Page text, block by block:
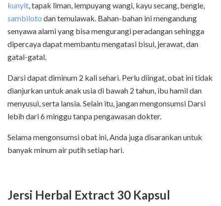
kunyit, tapak liman, lempuyang wangi, kayu secang, bengle,
sambiloto dan temulawak. Bahan-bahan ini mengandung
senyawa alami yang bisa mengurangi peradangan sehingga
dipercaya dapat membantu mengatasi bisul, jerawat, dan
gatal-gatal.
Darsi dapat diminum 2 kali sehari. Perlu diingat, obat ini tidak
dianjurkan untuk anak usia di bawah 2 tahun, ibu hamil dan
menyusui, serta lansia. Selain itu, jangan mengonsumsi Darsi
lebih dari 6 minggu tanpa pengawasan dokter.
Selama mengonsumsi obat ini, Anda juga disarankan untuk
banyak minum air putih setiap hari.
Jersi Herbal Extract 30 Kapsul